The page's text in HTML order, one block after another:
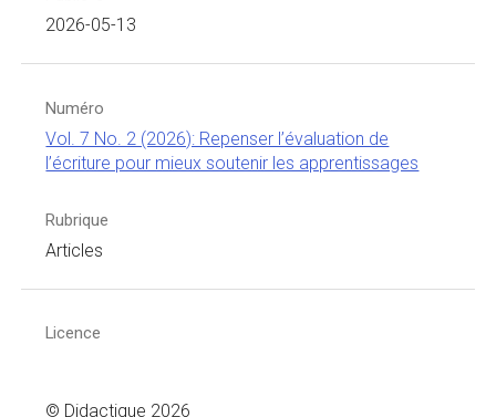
2026-05-13
Numéro
Vol. 7 No. 2 (2026): Repenser l’évaluation de
l’écriture pour mieux soutenir les apprentissages
Rubrique
Articles
Licence
© Didactique 2026